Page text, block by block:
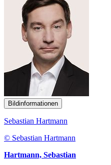
Bildinformationen
Sebastian Hartmann
© Sebastian Hartmann
Hartmann, Sebastian